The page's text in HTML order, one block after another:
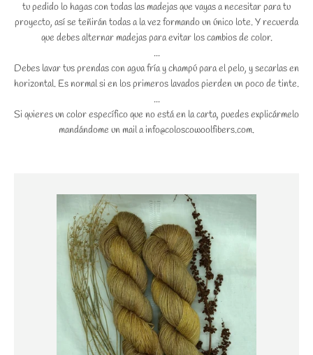
tu pedido lo hagas con todas las madejas que vayas a necesitar para tu
proyecto, así se teñirán todas a la vez formando un único lote. Y recuerda
que debes alternar madejas para evitar los cambios de color.
...
Debes lavar tus prendas con agua fría y champú para el pelo, y secarlas en
horizontal. Es normal si en los primeros lavados pierden un poco de tinte.
...
Si quieres un color específico que no está en la carta, puedes explicármelo
mandándome un mail a info@coloscowoolfibers.com.